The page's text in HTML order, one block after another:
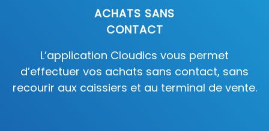
ACHATS SANS
CONTACT
L’application Cloudics vous permet
d’effectuer vos achats sans contact, sans
recourir aux caissiers et au terminal de vente.